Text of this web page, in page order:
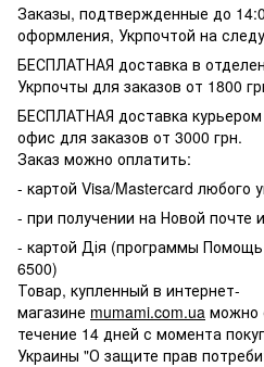
Заказы, подтвержденные до
оформления, Укрпочтой на
БЕСПЛАТНАЯ доставка в
Укрпочты для заказов от 1800
БЕСПЛАТНАЯ доставка
офис для заказов от 3000 грн.
Заказ можно оплатить:
- картой Visa/Mastercard любого
- при получении на Новой почте
- картой Дія (программы
6500)
Товар, купленный в интернет-
магазине mumami.com.ua можно
течение 14 дней с момента
Украины "О защите прав